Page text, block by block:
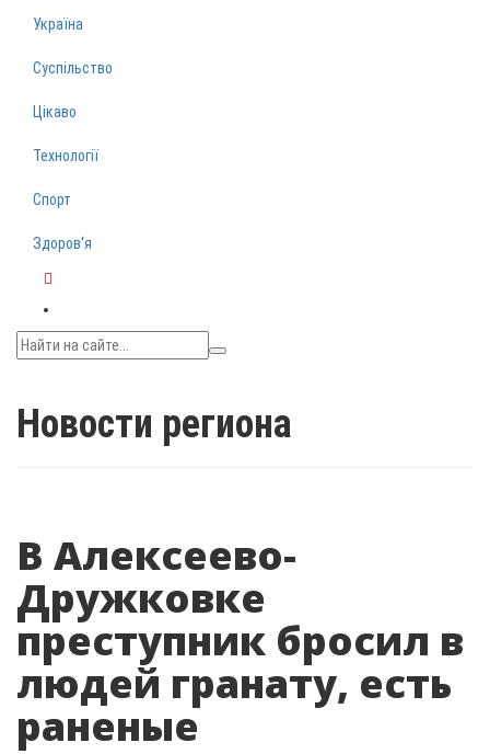
Україна
Суспільство
Цікаво
Технології
Спорт
Здоров‘я
Новости региона
В Алексеево-
Дружковке
преступник бросил в
людей гранату, есть
раненые